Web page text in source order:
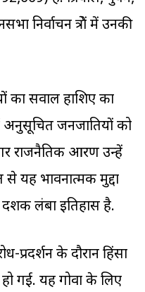
निर्वाचन क्षेत्रों में उनकी
का सवाल हाशिए का
में अनुसूचित जनजातियों को
राजनैतिक आरक्षण उन्हें
यह भावनात्मक मुद्दा
दशक लंबा इतिहास है.
प्रदर्शन के दौरान हिंसा
गई. यह गोवा के लिए